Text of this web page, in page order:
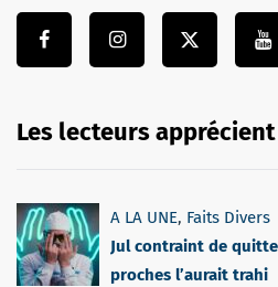
Les lecteurs
A LA UNE, Faits Divers
Jul contraint de
proches l’aurait trahi